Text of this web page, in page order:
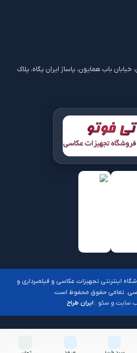
خیابان باب همایون، پاساژ ایران پگاه، پلاک
اینترنتی تجهیزات عکاسی و فیلمبرداری و
تمامی حقوق محفوظ است.
سایت و سئو : ایران طراح